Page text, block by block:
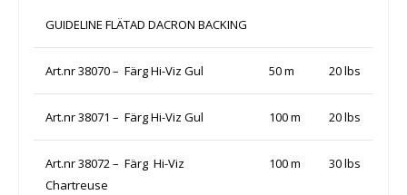
GUIDELINE FLÄTAD DACRON BACKING
Art.nr 38070 – Färg Hi-Viz Gul 50 m 20 lbs
Art.nr 38071 – Färg Hi-Viz Gul 100 m 20 lbs
Art.nr 38072 – Färg Hi-Viz
Chartreuse
100 m 30 lbs